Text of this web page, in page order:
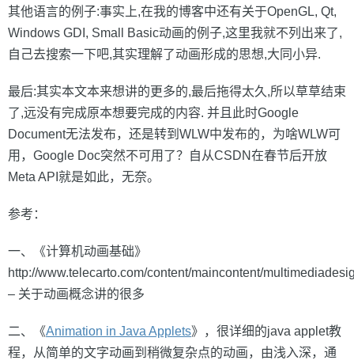
其他语言的例子:事实上,在我的博客中还有关于OpenGL, Qt,
Windows GDI, Small Basic动画的例子,这里我就不列出来了,
自己去搜索一下吧,其实理解了动画形成的思想,大同小异.
最后:其实本文本来想讲的更多的,最后拖得太久,所以草草结束
了,远没有完成原本想要完成的内容. 并且此时Google
Document无法发布，还是转到WLW中发布的，为啥WLW可
用，Google Doc突然不可用了？自从CSDN在春节后开放
Meta API就是如此，无奈。
参考：
一、《计算机动画基础》
http://www.telecarto.com/content/maincontent/
– 关于动画概念讲的很多
二、《Animation in Java Applets》，很详细的java applet教
程，从简单的文字动画到稍微复杂点的动画，由浅入深，通